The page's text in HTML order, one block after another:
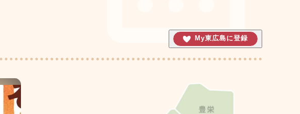
My東広島に登録
観光に関するお問い合わせ
イベント情報掲載申込フォーム